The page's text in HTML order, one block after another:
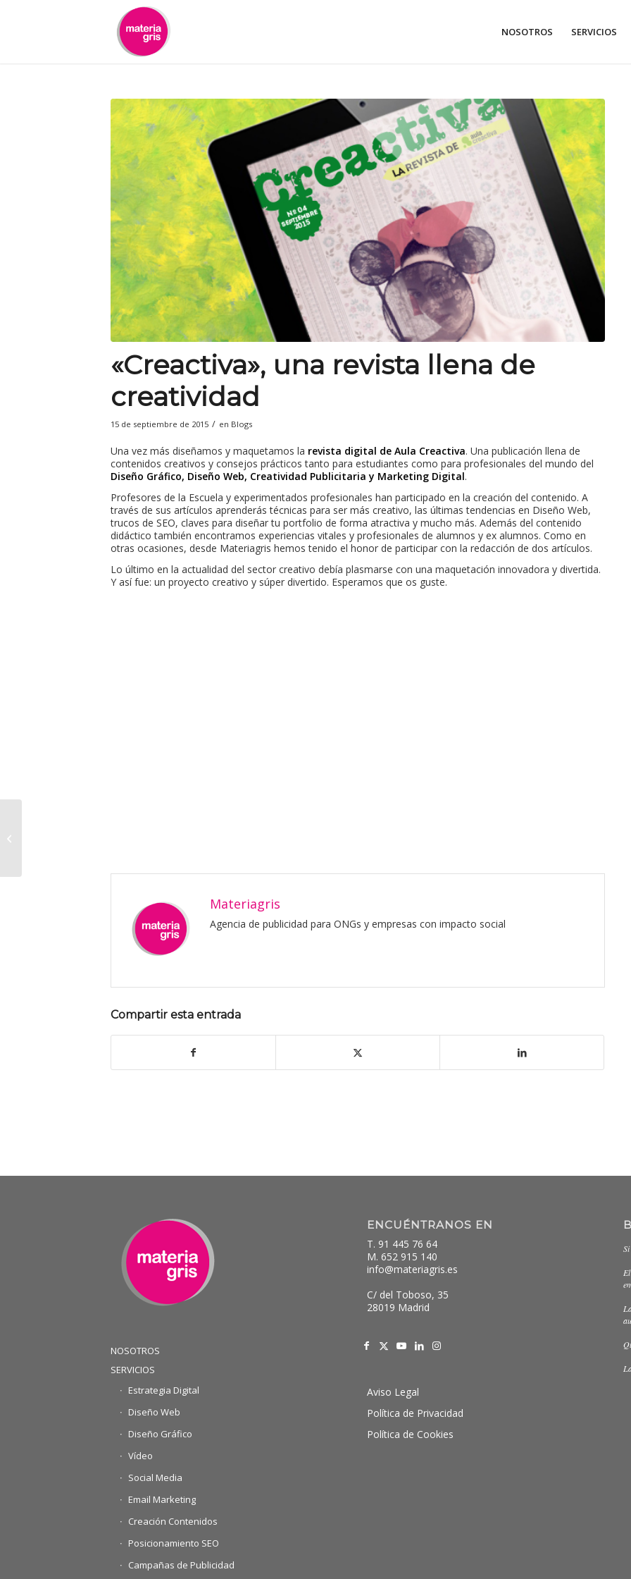
NOSOTROS SERVICIOS
«Creactiva», una revista llena de
creatividad
15 de septiembre de 2015 / en Blogs
Una vez más diseñamos y maquetamos la revista digital de Aula Creactiva. Una publicación llena de
contenidos creativos y consejos prácticos tanto para estudiantes como para profesionales del mundo del
Diseño Gráfico, Diseño Web, Creatividad Publicitaria y Marketing Digital.
Profesores de la Escuela y experimentados profesionales han participado en la creación del contenido. A
través de sus artículos aprenderás técnicas para ser más creativo, las últimas tendencias en Diseño Web,
trucos de SEO, claves para diseñar tu portfolio de forma atractiva y mucho más. Además del contenido
didáctico también encontramos experiencias vitales y profesionales de alumnos y ex alumnos. Como en
otras ocasiones, desde Materiagris hemos tenido el honor de participar con la redacción de dos artículos.
Lo último en la actualidad del sector creativo debía plasmarse con una maquetación innovadora y divertida.
Y así fue: un proyecto creativo y súper divertido. Esperamos que os guste.
Materiagris
Agencia de publicidad para ONGs y empresas con impacto social
Compartir esta entrada
NOSOTROS
SERVICIOS
Estrategia Digital
Diseño Web
Diseño Gráfico
Vídeo
Social Media
Email Marketing
Creación Contenidos
Posicionamiento SEO
Campañas de Publicidad
ENCUÉNTRANOS EN
T. 91 445 76 64
M. 652 915 140
info@materiagris.es
C/ del Toboso, 35
28019 Madrid
Aviso Legal
Política de Privacidad
Política de Cookies